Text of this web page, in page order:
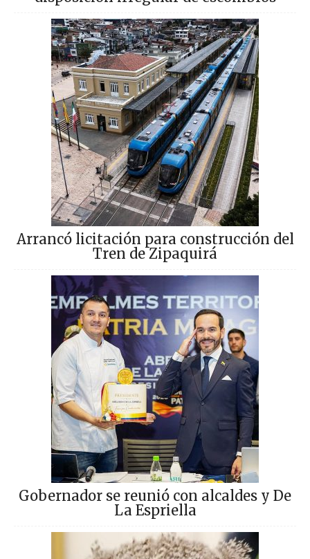
Arrancó licitación para construcción del
Tren de Zipaquirá
Gobernador se reunió con alcaldes y De
La Espriella